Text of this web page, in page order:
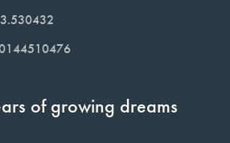
of growing dreams